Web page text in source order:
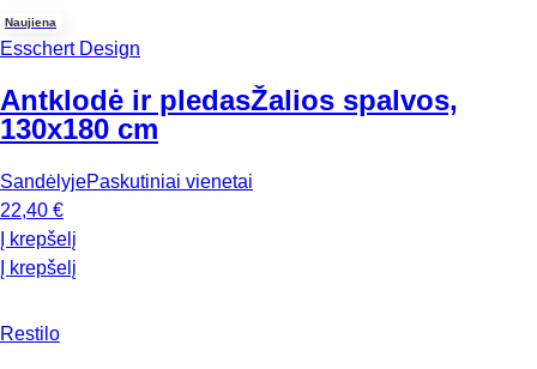
Naujiena
Esschert Design
Antklodė ir pledasŽalios spalvos,
130x180 cm
SandėlyjePaskutiniai vienetai
22,40 €
Į krepšelį
Į krepšelį
Restilo